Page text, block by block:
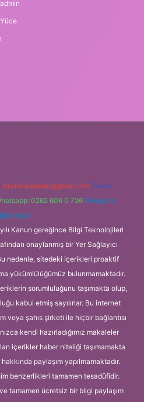
admin
Yüce
backlinkpaneli@gmail.com Teams:
0262 606 0 726 Telegram:
Kanun gereğince Bilgi Teknolojileri
onaylanmış bir Yer Sağlayıcı
nedenle, sitedeki içerikleri proaktif
yükümlülüğümüz bulunmamaktadır.
sorumluluğunu taşımakta olup,
kabul etmiş sayılırlar. Bu internet
veya şahıs şirketi ile hiçbir bağlantısı
kendi hazırladığımız makaleler
içerikler haber niteliği taşımamakta
paylaşım yapılmamaktadır.
benzerlikleri tamamen tesadüfidir.
tamamen ücretsiz bir bilgi paylaşım